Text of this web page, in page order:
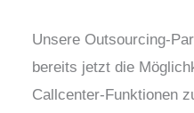
Unsere Outsourcing-
bereits jetzt die
Callcenter-Funktionen